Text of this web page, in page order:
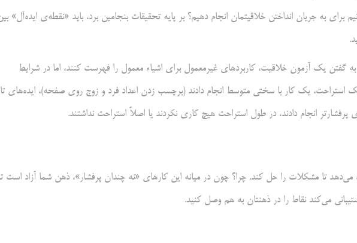
برای به جریان انداختن خلاقیتمان انجام دهیم؟ بر پایه تحقیقات بنجامین برد، باید «نقطه‌ی ایده‌آل»
گفتن یک آزمون خلاقیت، کاربردهای غیرمعمول برای اشیاء معمول را فهرست کنند، اما در شرایط
استراحت، یک کار با سختی متوسط انجام دادند (برچسب زدن اعداد فرد و زوج روی صفحه)، ایده‌های
انجام دادند، در طول استراحت هیچ کاری نکردند یا اصلاً استراحت نداشتند.
می‌دهد تا مشکلات را حل کند. چرا؟ چون در میانه این کارهای «نه چندان پرفشار»، ذهن شما آزاد است
می‌کند نقاط را در ذهنتان به هم وصل کنید.